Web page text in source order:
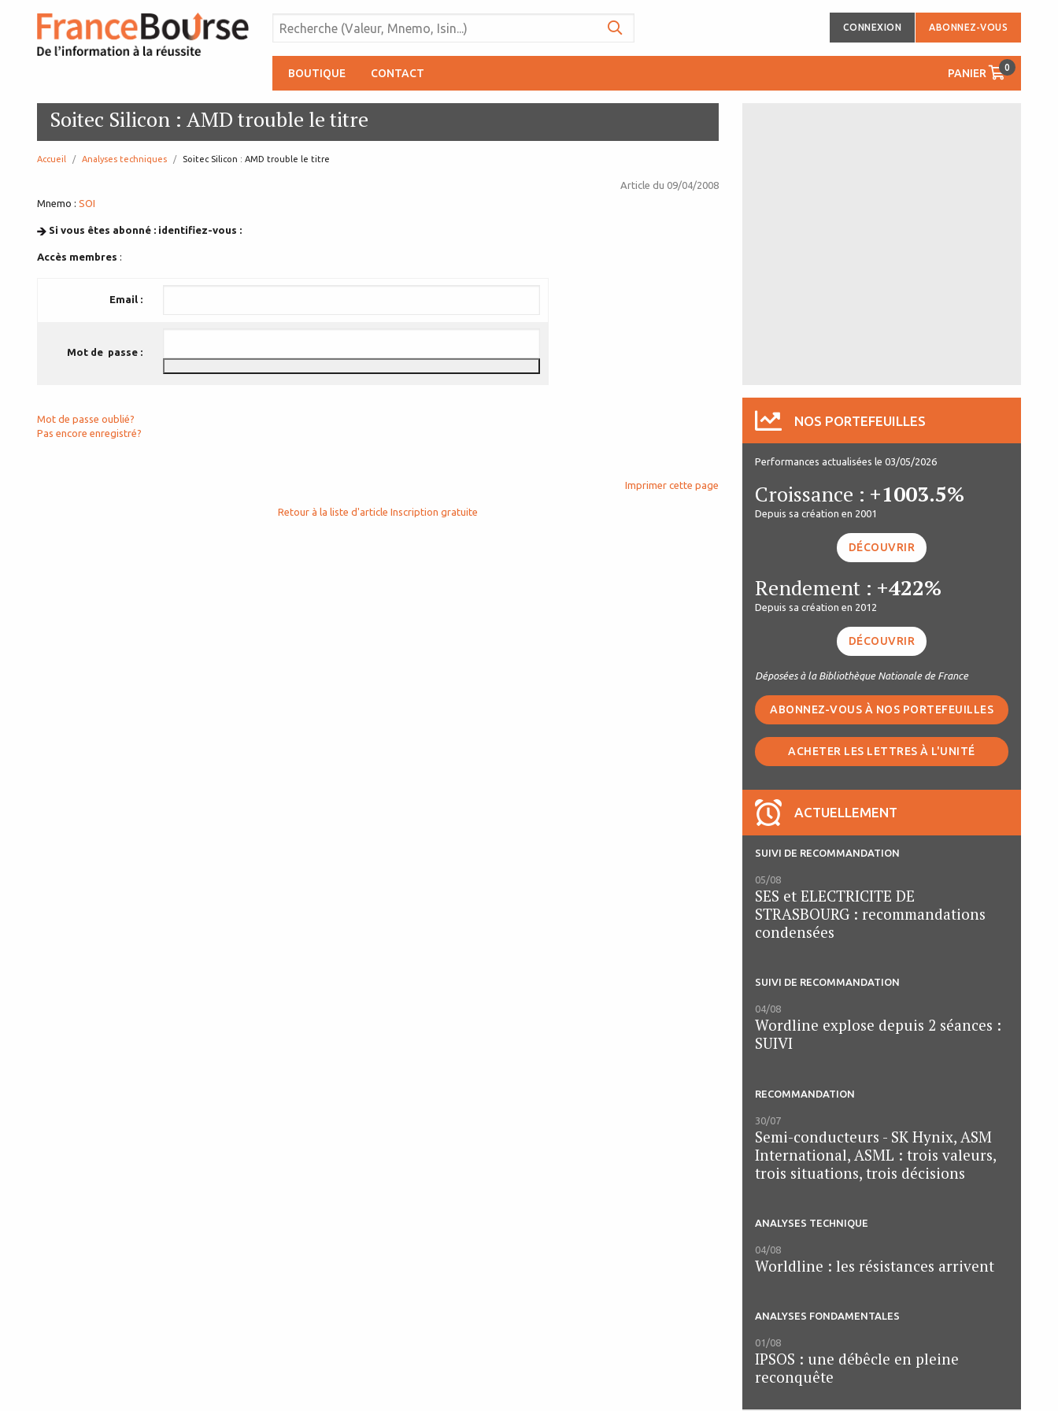
CONNEXION ABONNEZ-VOUS
BOUTIQUE CONTACT PANIER 0
Soitec Silicon : AMD trouble le titre
Accueil Analyses techniques page:
Soitec Silicon : AMD trouble le titre
Article du 09/04/2008
Mnemo : SOI
Si vous êtes abonné : identifiez-vous :
Accès membres :
Email :
Mot de passe :
Mot de passe oublié?
Pas encore enregistré?
Imprimer cette page
Retour à la liste d'article Inscription gratuite
NOS PORTEFEUILLES
Performances actualisées le 03/05/2026
Croissance : +1003.5%
Depuis sa création en 2001
DÉCOUVRIR
Rendement : +422%
Depuis sa création en 2012
DÉCOUVRIR
Déposées à la Bibliothèque Nationale de France
ABONNEZ-VOUS À NOS PORTEFEUILLES
ACHETER LES LETTRES À L'UNITÉ
ACTUELLEMENT
SUIVI DE RECOMMANDATION
05/08
SES et ELECTRICITE DE
STRASBOURG : recommandations
condensées
SUIVI DE RECOMMANDATION
04/08
Wordline explose depuis 2 séances :
SUIVI
RECOMMANDATION
30/07
Semi-conducteurs - SK Hynix, ASM
International, ASML : trois valeurs,
trois situations, trois décisions
ANALYSES TECHNIQUE
04/08
Worldline : les résistances arrivent
ANALYSES FONDAMENTALES
01/08
IPSOS : une débêcle en pleine
reconquête